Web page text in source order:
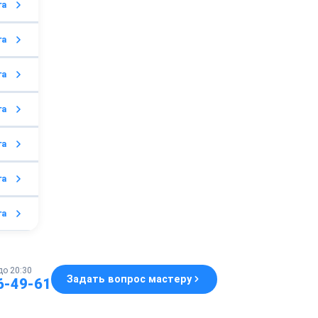
20:30
49-61 Задать вопрос мастеру